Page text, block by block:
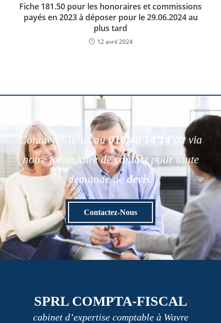
Fiche 181.50 pour les honoraires et commissions
payés en 2023 à déposer pour le 29.06.2024 au
plus tard
12 avril 2024
Contactez-nous au010 40 14 14
ou via
notre formulaire de contact pour toute
demande de devis.
Contactez-Nous
SPRL COMPTA-FISCAL
cabinet d’expertise comptable à Wavre